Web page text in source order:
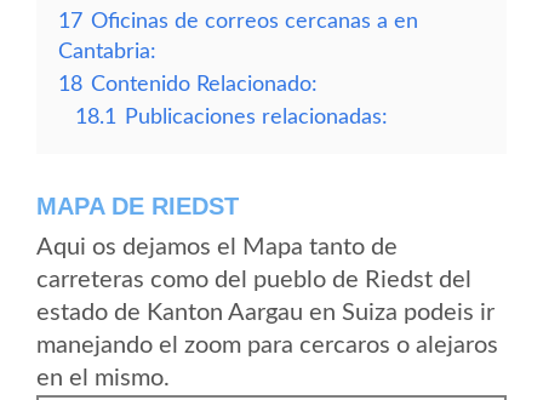
17 Oficinas de correos cercanas a en
Cantabria:
18 Contenido Relacionado:
18.1
Publicaciones relacionadas:
MAPA DE RIEDST
Aqui os dejamos el Mapa tanto de
carreteras como del pueblo de Riedst del
estado de Kanton Aargau en Suiza podeis ir
manejando el zoom para cercaros o alejaros
en el mismo.